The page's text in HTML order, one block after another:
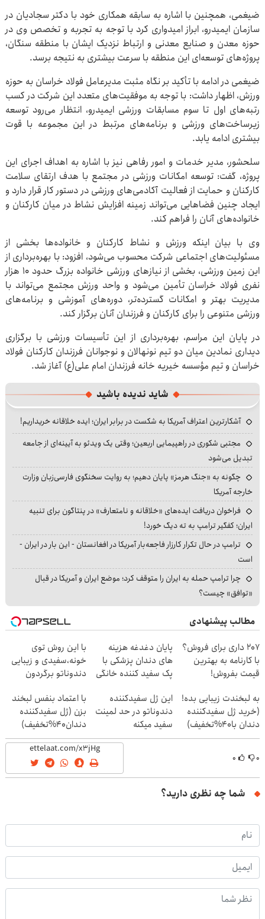
ضیغمی، همچنین با اشاره به سابقه همکاری خود با دکتر سجادیان در
سازمان ایمیدرو، ابراز امیدواری کرد با توجه به تجربه و تخصص وی در
حوزه معدن و صنایع معدنی و ارتباط نزدیک ایشان با منطقه سنگان،
پروژه‌های توسعه‌ای این منطقه با سرعت بیشتری به نتیجه برسد.
ضیغمی در ادامه با تأکید بر نگاه مثبت مدیرعامل فولاد خراسان به حوزه
ورزش، اظهار داشت: با توجه به موفقیت‌های متعدد این شرکت در کسب
رتبه‌های اول تا سوم مسابقات ورزشی ایمیدرو، انتظار می‌رود توسعه
زیرساخت‌های ورزشی و برنامه‌های مرتبط در این مجموعه با قوت
بیشتری ادامه یابد.
سلحشور، مدیر خدمات و امور رفاهی نیز با اشاره به اهداف اجرای این
پروژه، گفت: توسعه امکانات ورزشی در مجتمع با هدف ارتقای سلامت
کارکنان و حمایت از فعالیت آکادمی‌های ورزشی در دستور کار قرار دارد و
ایجاد چنین فضاهایی می‌تواند زمینه افزایش نشاط در میان کارکنان و
خانواده‌های آنان را فراهم کند.
وی با بیان اینکه ورزش و نشاط کارکنان و خانواده‌ها بخشی از
مسئولیت‌های اجتماعی شرکت محسوب می‌شود، افزود: با بهره‌برداری از
این زمین ورزشی، بخشی از نیازهای ورزشی خانواده بزرگ حدود ۱۰ هزار
نفری فولاد خراسان تأمین می‌شود و واحد ورزش مجتمع می‌تواند با
مدیریت بهتر و امکانات گسترده‌تر، دوره‌های آموزشی و برنامه‌های
ورزشی متنوعی را برای کارکنان و فرزندان آنان برگزار کند.
در پایان این مراسم، بهره‌برداری از این تأسیسات ورزشی با برگزاری
دیداری نمادین میان دو تیم نونهالان و نوجوانان فرزندان کارکنان فولاد
خراسان و تیم مؤسسه خیریه خانه فرزندان امام علی(ع) آغاز شد.
شاید ندیده باشید
آشکارترین اعتراف آمریکا به شکست در برابر ایران؛ ایده خلاقانه خریداریم!
مجتبی شکوری در راهپیمایی اربعین؛ وقتی یک ویدئو به آیینه‌ای از جامعه
تبدیل می‌شود
چگونه به «جنگ هرمز» پایان دهیم؛ به روایت سخنگوی فارسی‌زبان وزارت
خارجه آمریکا
فراخوان دریافت ایده‌های «خلاقانه و نامتعارف» در پنتاگون برای تنبیه
ایران؛ کفگیر ترامپ به ته دیگ خورد!
ترامپ در حال تکرار کارزار فاجعه‌بار آمریکا در افغانستان - این بار در ایران -
است
چرا ترامپ حمله به ایران را متوقف کرد؛ موضع ایران و آمریکا در قبال
«توافق» چیست؟
مطالب پیشنهادی
207 داری برای فروش؟
با کارنامه به بهترین
قیمت بفروش!
پایان دغدغه هزینه
های دندان پزشکی با
پک سفید کننده خانگی
با این روش توی
خونه،سفیدی و زیبایی
دندوناتو برگردون
به لبخندت زیبایی بده!
(خرید ژل سفیدکننده
دندان با40%تخفیف)
این ژل سفیدکننده
دندوناتو در حد لمینت
سفید میکنه
(40%تخفیف)
با اعتماد بنفس لبخند
بزن (ژل سفیدکننده
دندان40%تخفیف)
۰ ۰
شما چه نظری دارید؟